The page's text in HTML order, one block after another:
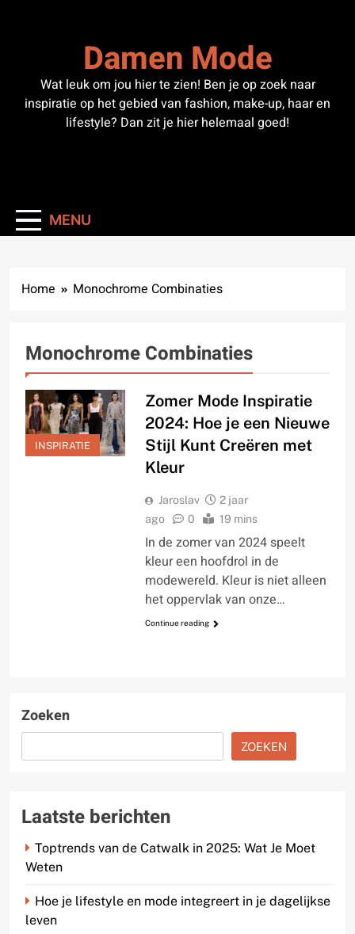
Damen Mode
Wat leuk om jou hier te zien! Ben je op zoek naar
inspiratie op het gebied van fashion, make-up, haar en
lifestyle? Dan zit je hier helemaal goed!
MENU
Home Monochrome Combinaties
Monochrome Combinaties
INSPIRATIE
Zomer Mode Inspiratie
2024: Hoe je een Nieuwe
Stijl Kunt Creëren met
Kleur
Jaroslav
2 jaar
ago
0 19 mins
In de zomer van 2024 speelt
kleur een hoofdrol in de
modewereld. Kleur is niet alleen
het oppervlak van onze…
Continue reading
Zoeken
ZOEKEN
Laatste berichten
Toptrends van de Catwalk in 2025: Wat Je Moet
Weten
Hoe je lifestyle en mode integreert in je dagelijkse
leven